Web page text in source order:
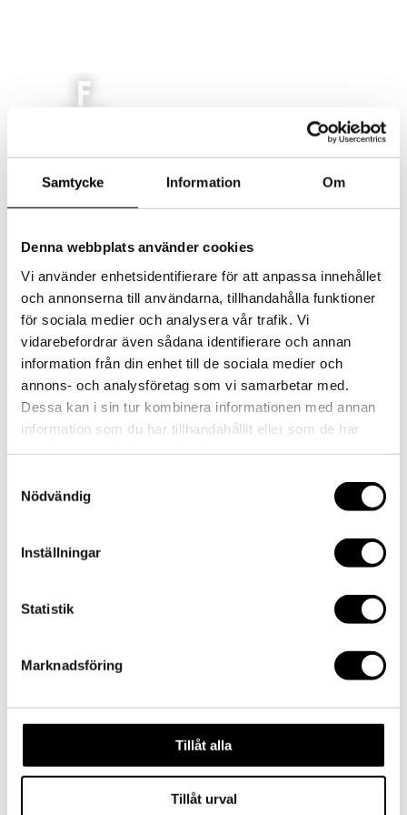
Samtycke Information Om
Denna webbplats använder cookies
Vi använder enhetsidentifierare för att anpassa innehållet
och annonserna till användarna, tillhandahålla funktioner
för sociala medier och analysera vår trafik. Vi
vidarebefordrar även sådana identifierare och annan
information från din enhet till de sociala medier och
annons- och analysföretag som vi samarbetar med.
Dessa kan i sin tur kombinera informationen med annan
information som du har tillhandahållit eller som de har
Nödvändig
Inställningar
Statistik
Marknadsföring
Tillåt alla
Tillåt urval
AKTUELLT
LOKAL
FEST/BRÖLLOP
KONTAKT
Select Page
20120629-14
byadmin |2016-06-16|0 comments
Submit a Comment
Required
Email*